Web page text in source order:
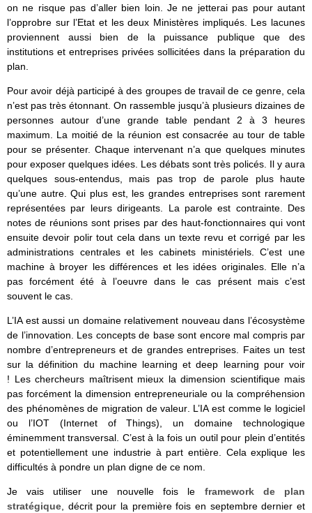
on ne risque pas d’aller bien loin. Je ne jetterai pas pour autant
l’opprobre sur l’Etat et les deux Ministères impliqués. Les lacunes
proviennent aussi bien de la puissance publique que des
institutions et entreprises privées sollicitées dans la préparation du
plan.
Pour avoir déjà participé à des groupes de travail de ce genre, cela
n’est pas très étonnant. On rassemble jusqu’à plusieurs dizaines de
personnes autour d’une grande table pendant 2 à 3 heures
maximum. La moitié de la réunion est consacrée au tour de table
pour se présenter. Chaque intervenant n’a que quelques minutes
pour exposer quelques idées. Les débats sont très policés. Il y aura
quelques sous-entendus, mais pas trop de parole plus haute
qu’une autre. Qui plus est, les grandes entreprises sont rarement
représentées par leurs dirigeants. La parole est contrainte. Des
notes de réunions sont prises par des haut-fonctionnaires qui vont
ensuite devoir polir tout cela dans un texte revu et corrigé par les
administrations centrales et les cabinets ministériels. C’est une
machine à broyer les différences et les idées originales. Elle n’a
pas forcément été à l’oeuvre dans le cas présent mais c’est
souvent le cas.
L’IA est aussi un domaine relativement nouveau dans l’écosystème
de l’innovation. Les concepts de base sont encore mal compris par
nombre d’entrepreneurs et de grandes entreprises. Faites un test
sur la définition du machine learning et deep learning pour voir
! Les chercheurs maîtrisent mieux la dimension scientifique mais
pas forcément la dimension entrepreneuriale ou la compréhension
des phénomènes de migration de valeur. L’IA est comme le logiciel
ou l’IOT (Internet of Things), un domaine technologique
éminemment transversal. C’est à la fois un outil pour plein d’entités
et potentiellement une industrie à part entière. Cela explique les
difficultés à pondre un plan digne de ce nom.
Je vais utiliser une nouvelle fois le framework de plan
stratégique, décrit pour la première fois en septembre dernier et